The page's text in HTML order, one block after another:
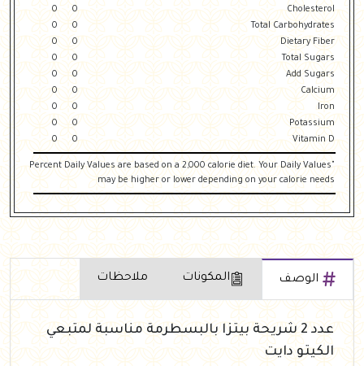
Cholesterol
0
0
Total Carbohydrates
0
0
Dietary Fiber
0
0
Total Sugars
0
0
Add Sugars
0
0
Calcium
0
0
Iron
0
0
Potassium
0
0
Vitamin D
0
0
"Percent Daily Values are based on a 2,000 calorie diet. Your Daily Values
may be higher or lower depending on your calorie needs
الوصف المكونات ملاحظات
عدد 2 شريحة بيتزا بالبسطرمة مناسبة لمتبعي
الكيتو دايت